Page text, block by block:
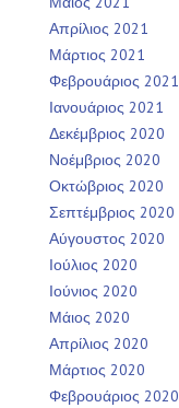
Απρίλιος 2021
Μάρτιος 2021
Φεβρουάριος 2021
Ιανουάριος 2021
Δεκέμβριος 2020
Νοέμβριος 2020
Οκτώβριος 2020
Σεπτέμβριος 2020
Αύγουστος 2020
Ιούλιος 2020
Ιούνιος 2020
Μάιος 2020
Απρίλιος 2020
Μάρτιος 2020
Φεβρουάριος 2020